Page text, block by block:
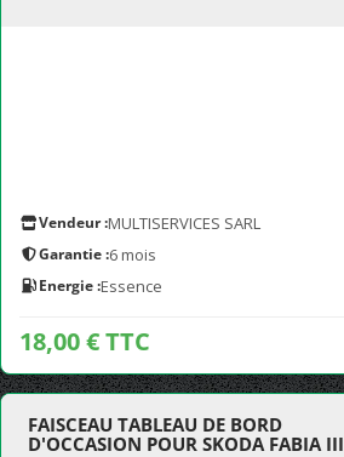
Vendeur :MULTISERVICES SARL
Garantie :6 mois
Energie :Essence
18,00 € TTC
FAISCEAU TABLEAU DE BORD
D'OCCASION POUR SKODA FABIA III